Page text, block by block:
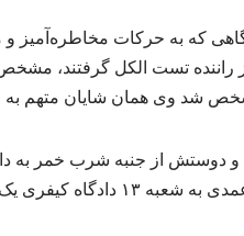
که به حرکات مخاطره‌آمیز
شد وی همان شایان متهم
و دوستش از جنبه شرب خمر به
استان تهران فرستاده شد.